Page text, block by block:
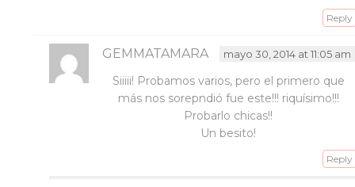
Reply
GEMMATAMARA mayo 30, 2014 at 11:05 am
Siiiii! Probamos varios, pero el primero que
más nos sorepndió fue este!!! riquísimo!!!
Probarlo chicas!!
Un besito!
Reply